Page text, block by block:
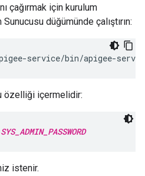
çağırmak için kurulum
düğümünde çalıştırın:
service/bin/apigee-
özelliği içermelidir:
SYS_ADMIN_PASSWORD
istenir.